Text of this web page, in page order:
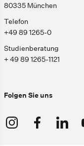
80335 München
Telefon
+49 89 1265-0
Studienberatung
+ 49 89 1265-1121
Folgen Sie uns